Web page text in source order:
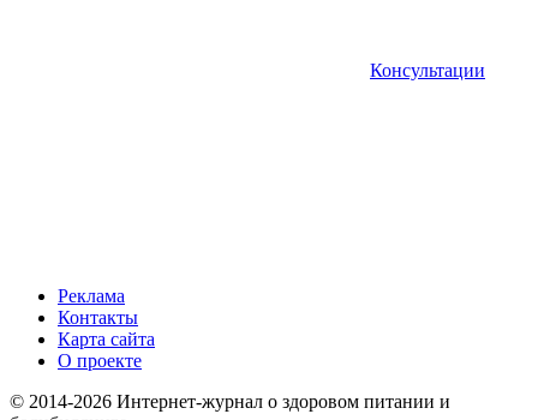
Консультации
Реклама
Контакты
Карта сайта
О проекте
© 2014-2026 Интернет-журнал о здоровом питании и